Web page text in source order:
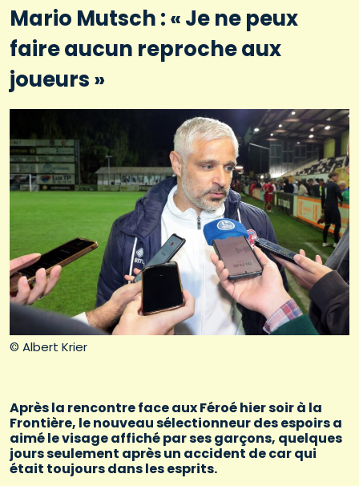
© Albert Krier
Mario Mutsch : « Je ne peux
faire aucun reproche aux
joueurs »
Après la rencontre face aux Féroé hier soir à la
Frontière, le nouveau sélectionneur des espoirs a
aimé le visage affiché par ses garçons, quelques
jours seulement après un accident de car qui
était toujours dans les esprits.